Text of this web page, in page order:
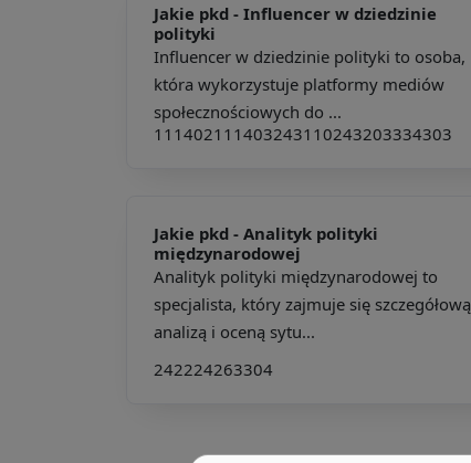
Jakie pkd - Influencer w dziedzinie
polityki
Influencer w dziedzinie polityki to osoba,
która wykorzystuje platformy mediów
społecznościowych do ...
111402111403243110243203334303
Jakie pkd - Analityk polityki
międzynarodowej
Analityk polityki międzynarodowej to
specjalista, który zajmuje się szczegółową
analizą i oceną sytu...
242224263304